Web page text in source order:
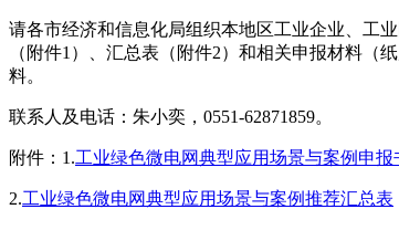
请各市经济和信息化局组织本地区工业企业、工
（附件1）、汇总表（附件2）和相关申报材料（
料。
联系人及电话：朱小奕，0551-62871859。
附件：1.工业绿色微电网典型应用场景与案例申报
2.工业绿色微电网典型应用场景与案例推荐汇总表